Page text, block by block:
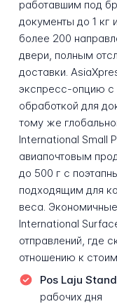
работавшим под
документы до 1 кг
более 200
двери, полным
доставки.
экспресс-опцию с
обработкой для
тому же
International Small
авиапочтовым
до 500 г с
подходящим для
веса.
International
отправлений, где
отношению к
Pos Laju
рабочих дня